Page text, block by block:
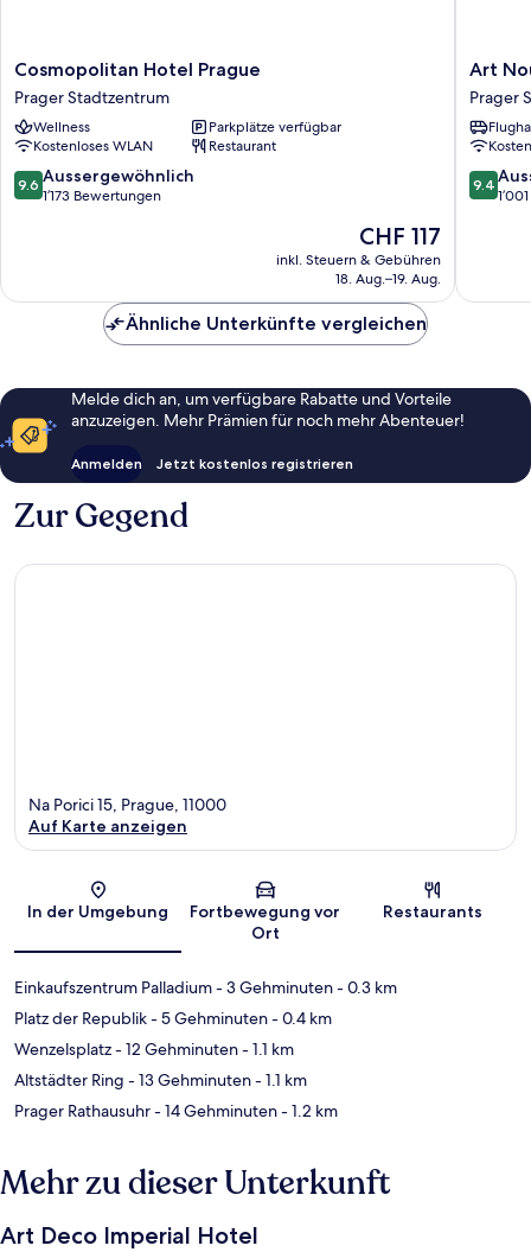
Cosmopolitan
Hotel
Prague
Prager
Stadtzentrum
Cosmopolitan Hotel Prague
Prager Stadtzentrum
Wellness
Parkplätze verfügbar
Kostenloses WLAN
Restaurant
9.6
von
9.6 Aussergewöhnlich
1’173 Bewertungen
Der
Preis
beträgt
CHF 117
inkl. Steuern & Gebühren
18. Aug.–19. Aug.
Art
Palace
Hotel
Prager
Art
Prager
9.4
von
9.4
Ähnliche Unterkünfte vergleichen
Melde dich an, um verfügbare Rabatte und Vorteile
anzuzeigen. Mehr Prämien für noch mehr Abenteuer!
Anmelden Jetzt kostenlos registrieren
Zur Gegend
Karte
Na Porici 15, Prague, 11000
Auf Karte anzeigen
In der Umgebung
Fortbewegung vor
Ort
Restaurants
Einkaufszentrum Palladium- 3 Gehminuten- 0.3 km
Platz der Republik- 5 Gehminuten- 0.4 km
Wenzelsplatz- 12 Gehminuten- 1.1 km
Altstädter Ring - 13 Gehminuten- 1.1 km
Prager Rathausuhr- 14 Gehminuten- 1.2 km
Mehr zu dieser Unterkunft
Art Deco Imperial Hotel